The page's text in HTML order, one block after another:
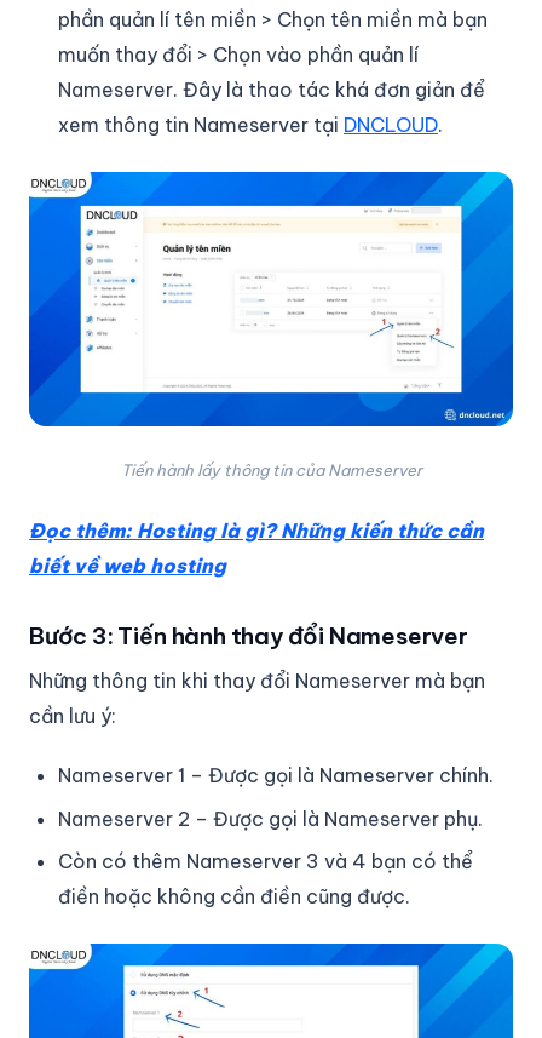
phần quản lí tên miền > Chọn tên miền mà bạn
muốn thay đổi > Chọn vào phần quản lí
Nameserver. Đây là thao tác khá đơn giản để
xem thông tin Nameserver tại DNCLOUD.
Tiến hành lấy thông tin của Nameserver
Đọc thêm: Hosting là gì? Những kiến thức cần
biết về web hosting
Bước 3: Tiến hành thay đổi Nameserver
Những thông tin khi thay đổi Nameserver mà bạn
cần lưu ý:
Nameserver 1 – Được gọi là Nameserver chính.
Nameserver 2 – Được gọi là Nameserver phụ.
Còn có thêm Nameserver 3 và 4 bạn có thể
điền hoặc không cần điền cũng được.